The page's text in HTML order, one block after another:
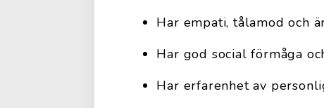
Har empati, tålamod och
Har god social förmåga
Har erfarenhet av